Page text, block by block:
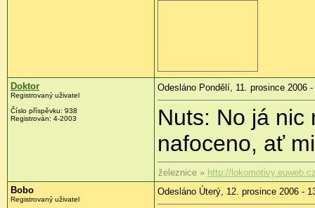
Doktor
Registrovaný uživatel
Číslo příspěvku: 938
Registrován: 4-2003
Odesláno Pondělí, 11. prosince 2006 -
Nuts: No já nic
nafoceno, ať
železnice » http://
Bobo
Registrovaný uživatel
Odesláno Úterý, 12. prosince 2006 -